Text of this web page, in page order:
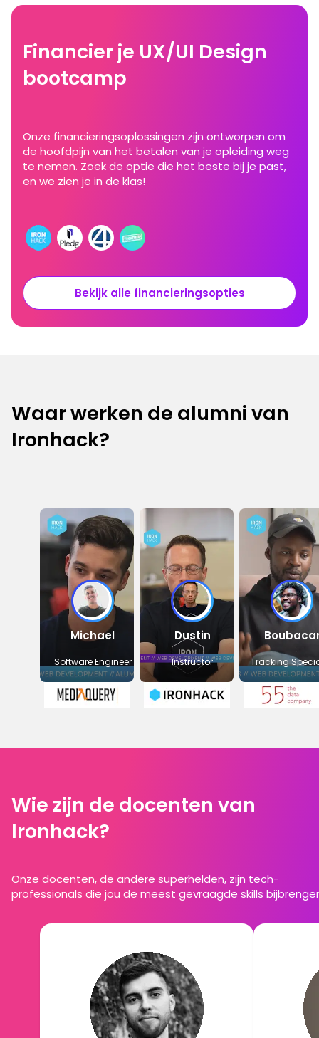
Financier je UX/UI Design
bootcamp
Onze financieringsoplossingen zijn ontworpen om
de hoofdpijn van het betalen van je opleiding weg
te nemen. Zoek de optie die het beste bij je past,
en we zien je in de klas!
Bekijk alle financieringsopties
Waar werken de alumni van
Ironhack?
Michael
Software Engineer
Dustin
Instructor Tracking
Wie zijn de docenten van
Ironhack?
Onze docenten, de andere superhelden, zijn tech-
professionals die jou de meest gevraagde skills